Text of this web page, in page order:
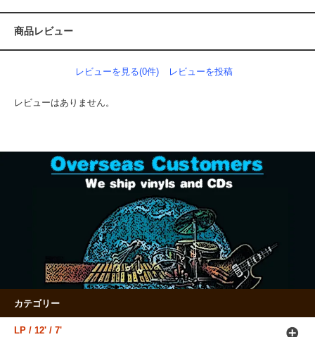
商品レビュー
レビューを見る(0件) レビューを投稿
レビューはありません。
カテゴリー
LP / 12' / 7'